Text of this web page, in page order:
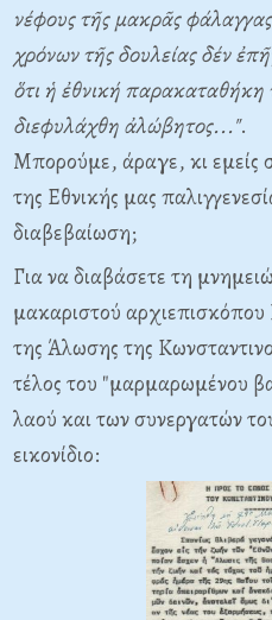
νέφους τῆς μακρᾶς
χρόνων τῆς δουλείας δέν
ὅτι ἡ ἐθνική
διεφυλάχθη ἀλώβητος...".
Μπορούμε, άραγε, κι εμείς
της Εθνικής μας
διαβεβαίωση;
Για να διαβάσετε τη
μακαριστού
της Άλωσης της
τέλος του "μαρμαρωμένου
λαού και των συνεργατών
εικονίδιο: